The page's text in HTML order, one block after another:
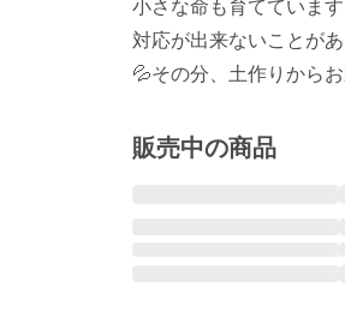
小さな命も育てていま
対応が出来ないことが
💦その分、土作りから
販売中の商品